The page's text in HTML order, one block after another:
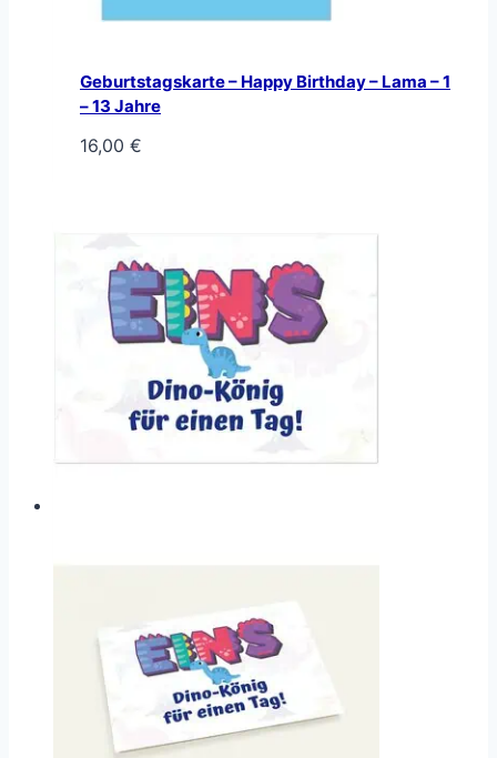
Geburtstagskarte – Happy Birthday – Lama – 1
– 13 Jahre
16,00 €